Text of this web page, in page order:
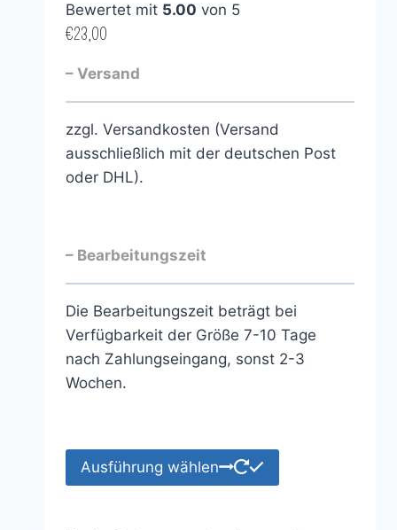
Bewertet mit 5.00 von 5
€23,00
– Versand
zzgl. Versandkosten (Versand
ausschließlich mit der deutschen Post
oder DHL).
– Bearbeitungszeit
Die Bearbeitungszeit beträgt bei
Verfügbarkeit der Größe 7-10 Tage
nach Zahlungseingang, sonst 2-3
Wochen.
Ausführung wählen